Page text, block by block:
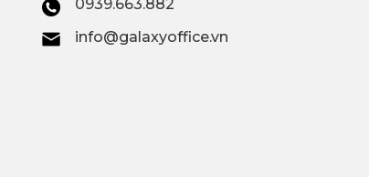
0939.663.882
info@galaxyoffice.vn